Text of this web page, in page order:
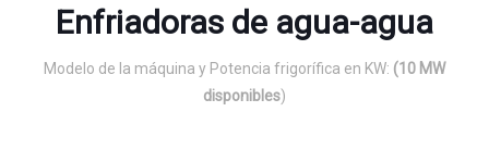
Enfriadoras de agua-agua
Modelo de la máquina y Potencia frigorífica en KW: (10 MW
disponibles)